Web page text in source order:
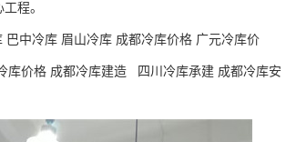
程。
中冷库 眉山冷库 成都冷库价格 广元冷库价
库价格 成都冷库建造 四川冷库承建 成都冷库安